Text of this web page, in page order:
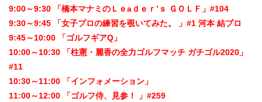
9:00～9:30 「橋本マナミのＬｅaｄｅｒ’ｓ ＧＯＬＦ」#104
9:30～9:45 「女子プロの練習を覗いてみた。 」#1 河本 結プロ
9:45～10:00 「ゴルフギアQ」
10:00～10:30 「柱憲・麗香の全力ゴルフマッチ ガチゴル2020」
#11
10:30～11:00 「インフォメーション」
11:00～12:00 「ゴルフ侍、見参！ 」#259